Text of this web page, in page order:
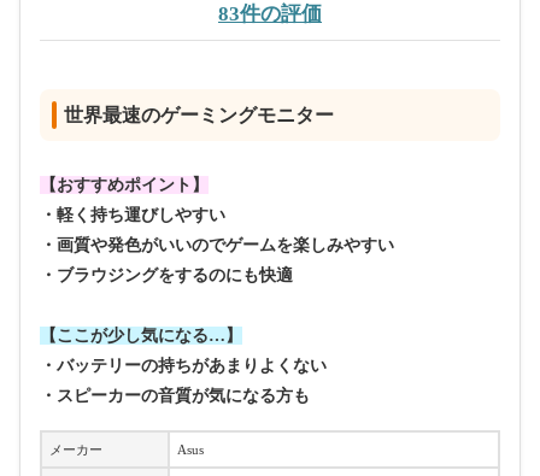
83件の評価
世界最速のゲーミングモニター
【おすすめポイント】
・軽く持ち運びしやすい
・画質や発色がいいのでゲームを楽しみやすい
・ブラウジングをするのにも快適
【ここが少し気になる…】
・バッテリーの持ちがあまりよくない
・スピーカーの音質が気になる方も
メーカー Asus